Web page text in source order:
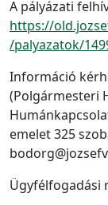
A pályázati
https://
/palyazatok/
Információ
(Polgármesteri
emelet 325
Ügyfélfogadási